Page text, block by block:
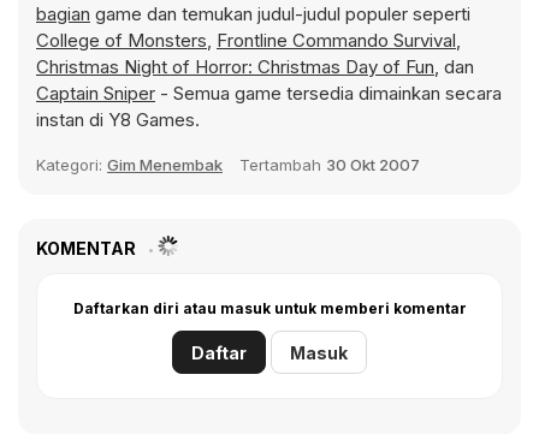
bagian game dan temukan judul-judul populer seperti
College of Monsters, Frontline Commando Survival,
Christmas Night of Horror: Christmas Day of Fun, dan
Captain Sniper - Semua game tersedia dimainkan secara
instan di Y8 Games.
Kategori: Gim Menembak Tertambah 30 Okt 2007
KOMENTAR
Daftarkan diri atau masuk untuk memberi komentar
Daftar Masuk